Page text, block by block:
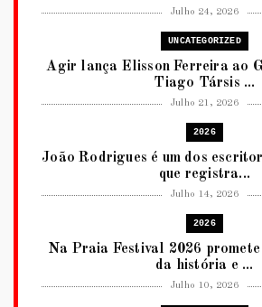
Julho 24, 2026
UNCATEGORIZED
Agir lança Elisson Ferreira ao
Tiago Társis ...
Julho 21, 2026
2026
João Rodrigues é um dos
que registra...
Julho 14, 2026
2026
Na Praia Festival 2026
da história e ...
Julho 10, 2026